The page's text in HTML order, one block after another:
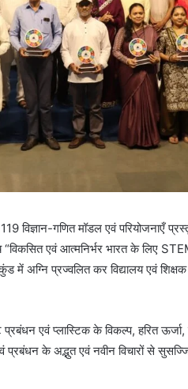
विज्ञान-गणित मॉडल एवं परियोजनाएँ
“विकसित एवं आत्मनिर्भर भारत के लिए
में अग्नि प्रज्वलित कर विद्यालय एवं
प्रबंधन एवं प्लास्टिक के विकल्प, हरित
के अद्भुत एवं नवीन विचारों से